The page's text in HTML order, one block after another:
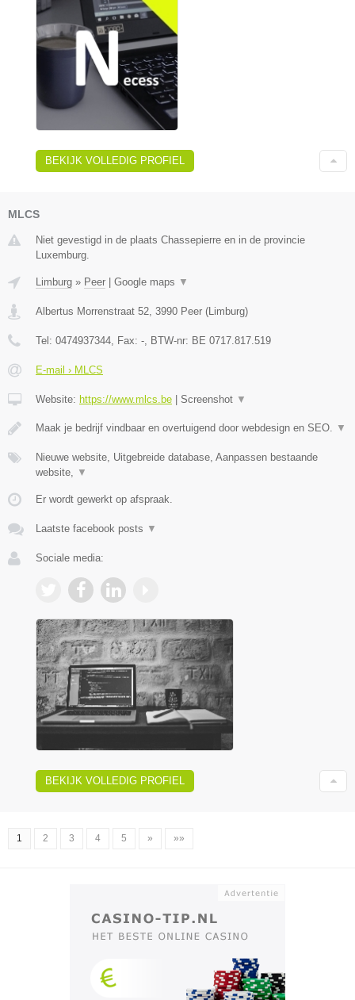
BEKIJK VOLLEDIG PROFIEL
MLCS
Niet gevestigd in de plaats Chassepierre en in de provincie
Luxemburg.
Limburg » Peer Google maps ▼
Albertus Morrenstraat 52 3990 Peer ( Limburg)
Tel: 0474937344 , Fax: - , BTW-nr: BE 0717.817.519
E-mail › MLCS
Website: https://www.mlcs.be Screenshot ▼
Maak je bedrijf vindbaar en overtuigend door webdesign en SEO. ▼
Nieuwe website, Uitgebreide database, Aanpassen bestaande
website,
▼
Er wordt gewerkt op afspraak.
Laatste facebook posts ▼
Sociale media:
BEKIJK VOLLEDIG PROFIEL
1 2 3 4 5 » »»